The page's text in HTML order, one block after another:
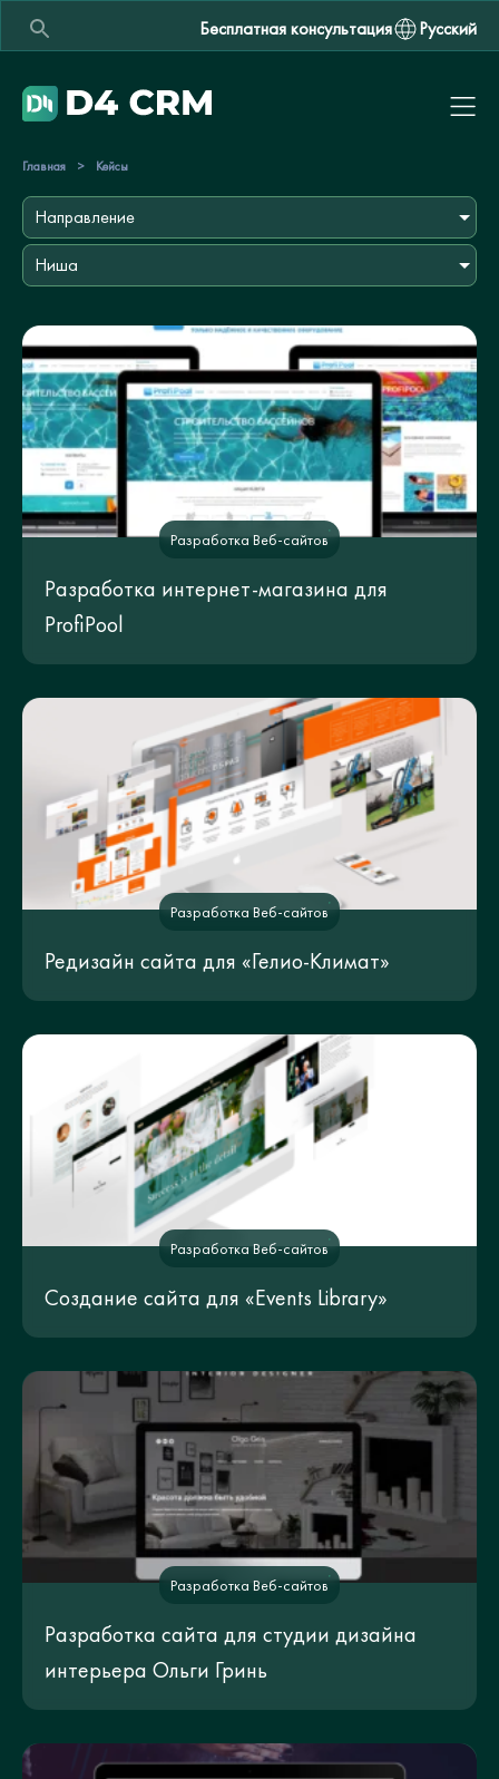
Бесплатная консультация Русский
Главная > Кейсы
Направление
Ниша
Разработка Веб-сайтов
Разработка интернет-магазина для
ProfiPool
Разработка Веб-сайтов
Редизайн сайта для «Гелио-Климат»
Разработка Веб-сайтов
Создание сайта для «Events Library»
Разработка Веб-сайтов
Разработка сайта для студии дизайна
интерьера Ольги Гринь